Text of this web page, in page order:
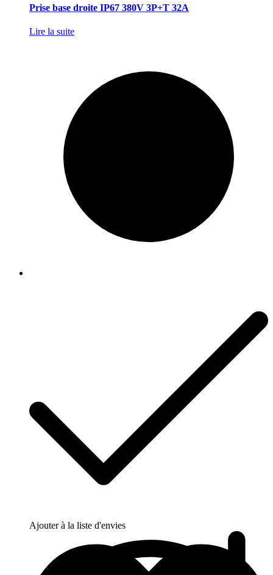
Prise base droite IP67 380V 3P+T 32A
Lire la suite
Ajouter à la liste d'envies